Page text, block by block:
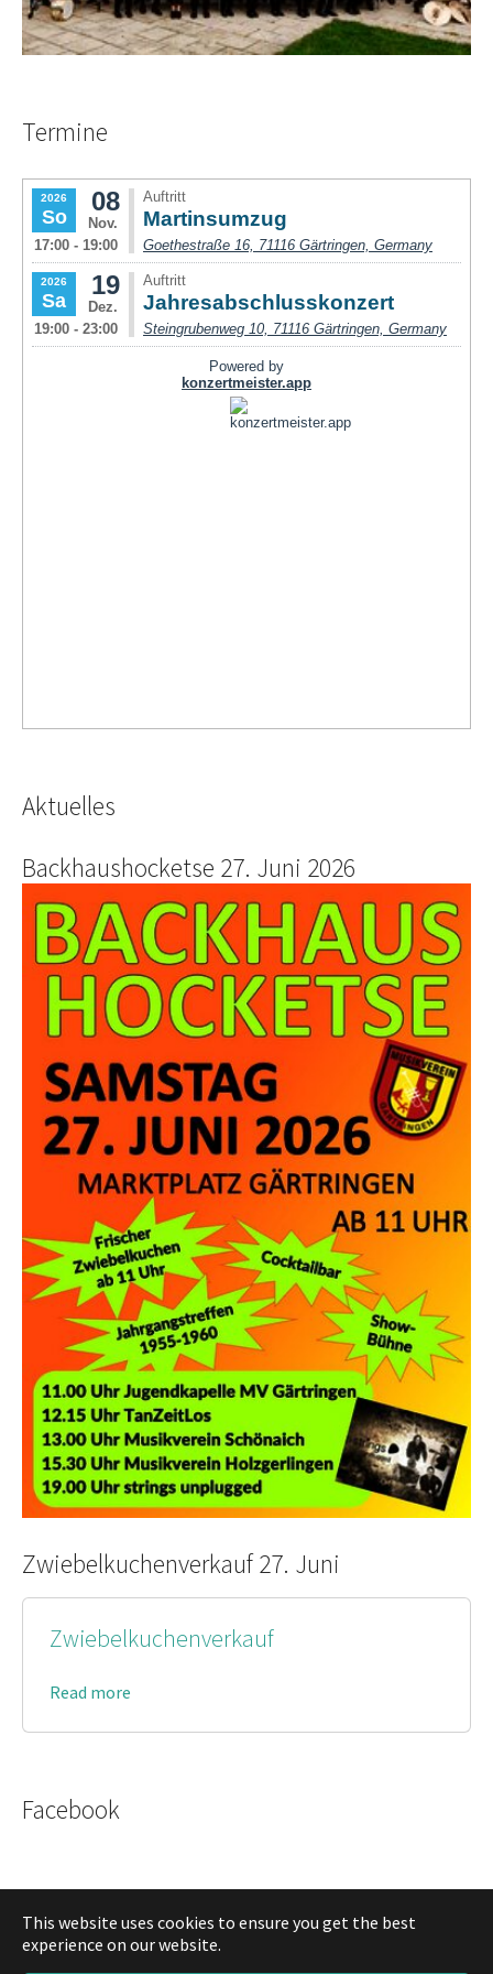
This website uses cookies to ensure you get the best
experience on our website.
Termine
Aktuelles
Backhaushocketse 27. Juni 2026
Zwiebelkuchenverkauf 27. Juni
Zwiebelkuchenverkauf
Read more
Facebook